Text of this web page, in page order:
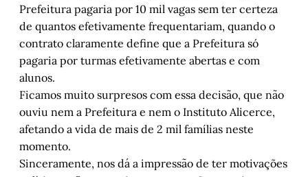
Prefeitura pagaria por 10 mil vagas sem ter certeza
de quantos efetivamente frequentariam, quando o
contrato claramente define que a Prefeitura só
pagaria por turmas efetivamente abertas e com
alunos.
Ficamos muito surpresos com essa decisão, que não
ouviu nem a Prefeitura e nem o Instituto Alicerce,
afetando a vida de mais de 2 mil famílias neste
momento.
Sinceramente, nos dá a impressão de ter motivações